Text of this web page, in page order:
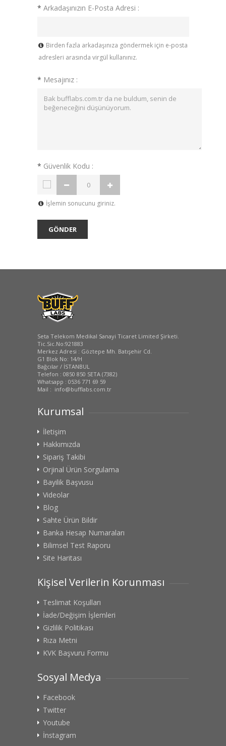
* Arkadaşınızın E-Posta Adresi :
Birden fazla arkadaşınıza göndermek için e-posta
adresleri arasında virgül kullanınız.
* Mesajınız :
* Güvenlik Kodu :
İşlemin sonucunu giriniz.
Seta Telekom Medikal Sanayi Ticaret Limited Şirketi.
Tic.Sic.No:921883
Merkez Adresi : Göztepe Mh. Batışehir Cd.
G1 Blok No: 14/H
Bağcılar / İSTANBUL
Telefon : 0850 850 SETA (7382)
Whatsapp : 0536 771 69 59
Mail : info@bufflabs.com.tr
Kurumsal
İletişim
Hakkımızda
Sipariş Takibi
Orjinal Ürün Sorgulama
Bayilik Başvusu
Videolar
Blog
Sahte Ürün Bildir
Banka Hesap Numaraları
Bilimsel Test Raporu
Site Haritası
Kişisel Verilerin Korunması
Teslimat Koşulları
İade/Değişim İşlemleri
Gizlilik Politikası
Rıza Metni
KVK Başvuru Formu
Sosyal Medya
Facebook
Twitter
Youtube
İnstagram